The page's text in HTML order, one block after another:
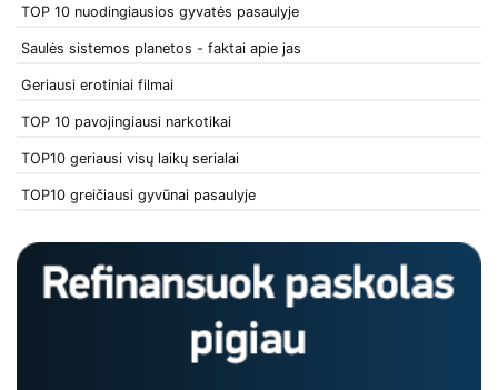
TOP 10 nuodingiausios gyvatės pasaulyje
Saulės sistemos planetos - faktai apie jas
Geriausi erotiniai filmai
TOP 10 pavojingiausi narkotikai
TOP10 geriausi visų laikų serialai
TOP10 greičiausi gyvūnai pasaulyje